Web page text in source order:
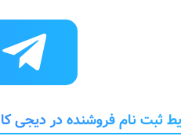
ثبت نام فروشنده در دیجی